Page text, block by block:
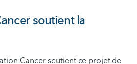
soutient la
Cancer soutient ce projet de